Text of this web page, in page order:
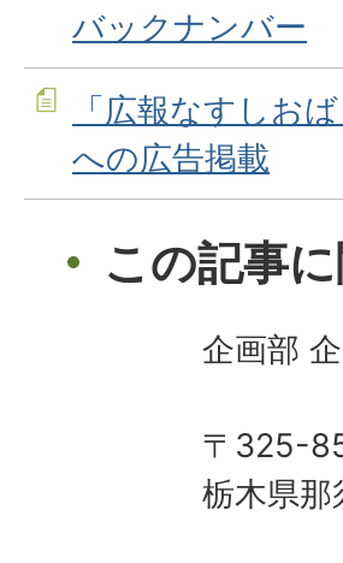
バックナンバー
「広報なすしおば
への広告掲載
この記事
企画部
〒325-
栃木県